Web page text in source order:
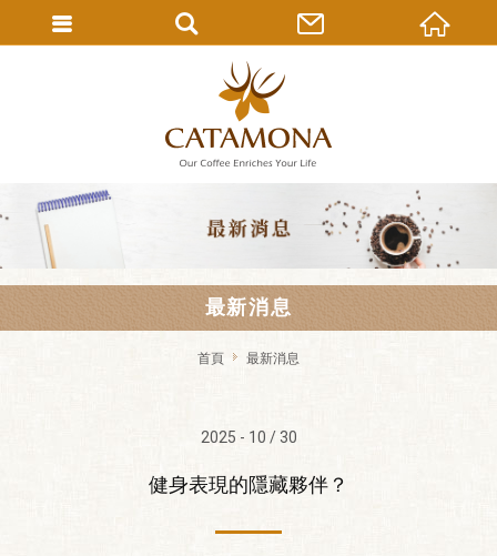
最新消息
首頁 最新消息
2025 - 10 / 30
健身表現的隱藏夥伴？